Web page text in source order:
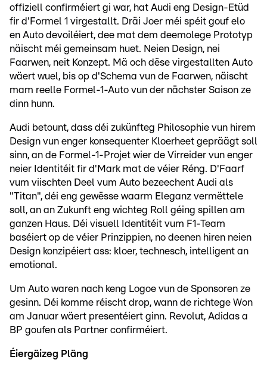
offiziell confirméiert gi war, hat Audi eng Design-Etüd
fir d'Formel 1 virgestallt. Dräi Joer méi spéit gouf elo
en Auto devoiléiert, dee mat dem deemolege Prototyp
näischt méi gemeinsam huet. Neien Design, nei
Faarwen, neit Konzept. Mä och dëse virgestallten Auto
wäert wuel, bis op d'Schema vun de Faarwen, näischt
mam reelle Formel-1-Auto vun der nächster Saison ze
dinn hunn.
Audi betount, dass déi zukünfteg Philosophie vun hirem
Design vun enger konsequenter Kloerheet gepräägt soll
sinn, an de Formel-1-Projet wier de Virreider vun enger
neier Identitéit fir d'Mark mat de véier Réng. D'Faarf
vum viischten Deel vum Auto bezeechent Audi als
"Titan", déi eng gewësse waarm Eleganz vermëttele
soll, an an Zukunft eng wichteg Roll géing spillen am
ganzen Haus. Déi visuell Identitéit vum F1-Team
baséiert op de véier Prinzippien, no deenen hiren neien
Design konzipéiert ass: kloer, technesch, intelligent an
emotional.
Um Auto waren nach keng Logoe vun de Sponsoren ze
gesinn. Déi komme réischt drop, wann de richtege Won
am Januar wäert presentéiert ginn. Revolut, Adidas a
BP goufen als Partner confirméiert.
Éiergäizeg Pläng